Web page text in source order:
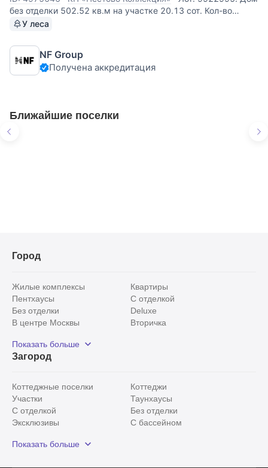
без отделки 502.52 кв.м на участке 20.13 cот. Кол-во
спален: 4. Кол-во с/у: 4. Поселок «Пирогово Коллекция».
покупателя. Одноэтажный дом площадью 503 м²
расположен в коттеджном
У леса
NF Group
Получена аккредитация
Ближайшие поселки
Город
Жилые комплексы
Квартиры
Пентхаусы
С отделкой
Без отделки
Deluxe
В центре Москвы
Вторичка
Рядом с парком
С панорамными окнами
Показать больше
Загород
Коттеджные поселки
Коттеджи
Участки
Таунхаусы
С отделкой
Без отделки
Эксклюзивы
С бассейном
Красногорский район
Показать больше